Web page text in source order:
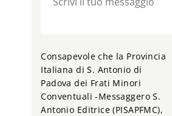
Consapevole che la Provincia
Italiana di S. Antonio di
Padova dei Frati Minori
Conventuali -Messaggero S.
Antonio Editrice (PISAPFMC),